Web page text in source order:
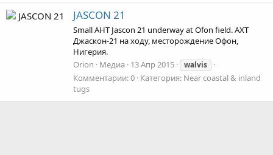
JASCON 21
Small AHT Jascon 21 underway at Ofon field. АХТ
Джаскон-21 на ходу, месторождение Офон,
Нигерия.
Orion
Медиа 13 Апр 2015 walvis
Комментарии: 0 Категория: Near coastal & inland
tugs